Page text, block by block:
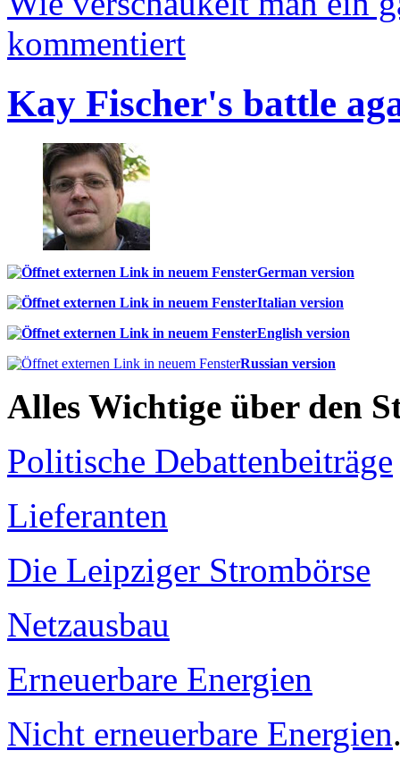
kommentiert
Kay Fischer's battle
German version
Italian version
English version
Russian version
Alles Wichtige über den
Politische Debattenbeiträge
Lieferanten
Die Leipziger Strombörse
Netzausbau
Erneuerbare Energien
Nicht erneuerbare Energien